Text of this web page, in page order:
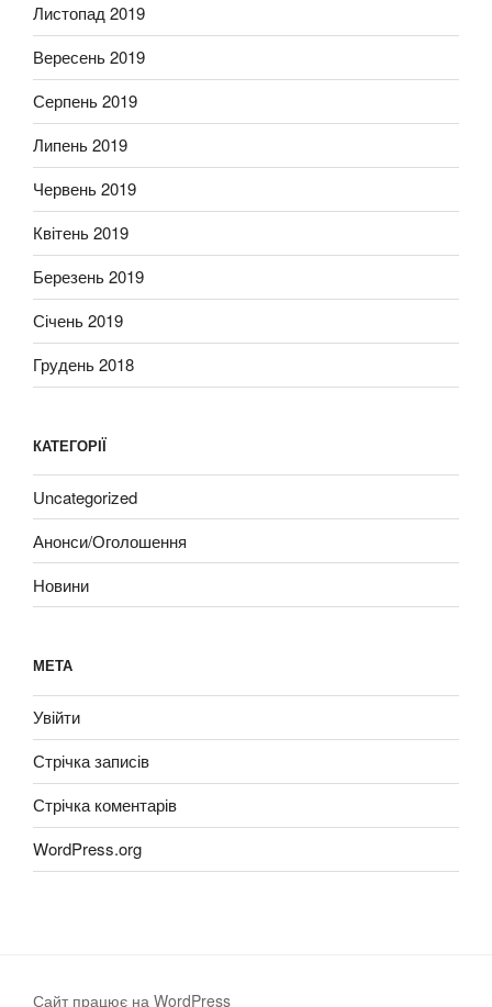
Листопад 2019
Вересень 2019
Серпень 2019
Липень 2019
Червень 2019
Квітень 2019
Березень 2019
Січень 2019
Грудень 2018
КАТЕГОРІЇ
Uncategorized
Анонси/Оголошення
Новини
МЕТА
Увійти
Стрічка записів
Стрічка коментарів
WordPress.org
Сайт працює на WordPress